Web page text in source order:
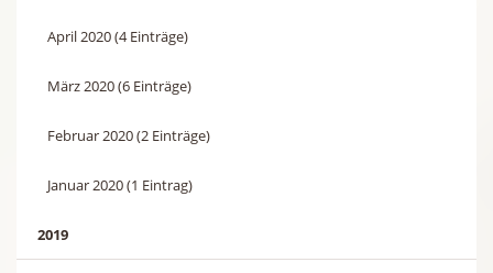
April 2020 (4 Einträge)
März 2020 (6 Einträge)
Februar 2020 (2 Einträge)
Januar 2020 (1 Eintrag)
2019